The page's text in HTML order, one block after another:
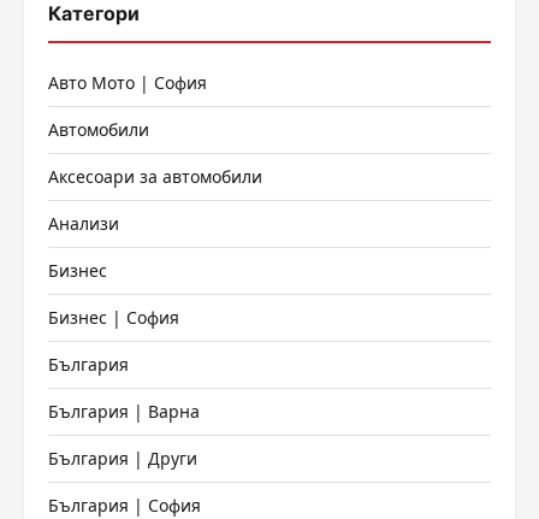
Категори
Авто Мото | София
Автомобили
Аксесоари за автомобили
Анализи
Бизнес
Бизнес | София
България
България | Варна
България | Други
България | София